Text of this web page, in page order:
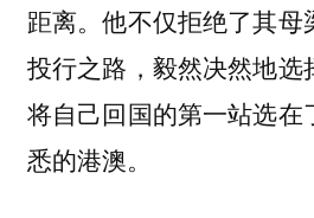
距离。他不仅拒绝了其母
投行之路，毅然决然地选
将自己回国的第一站选在
悉的港澳。